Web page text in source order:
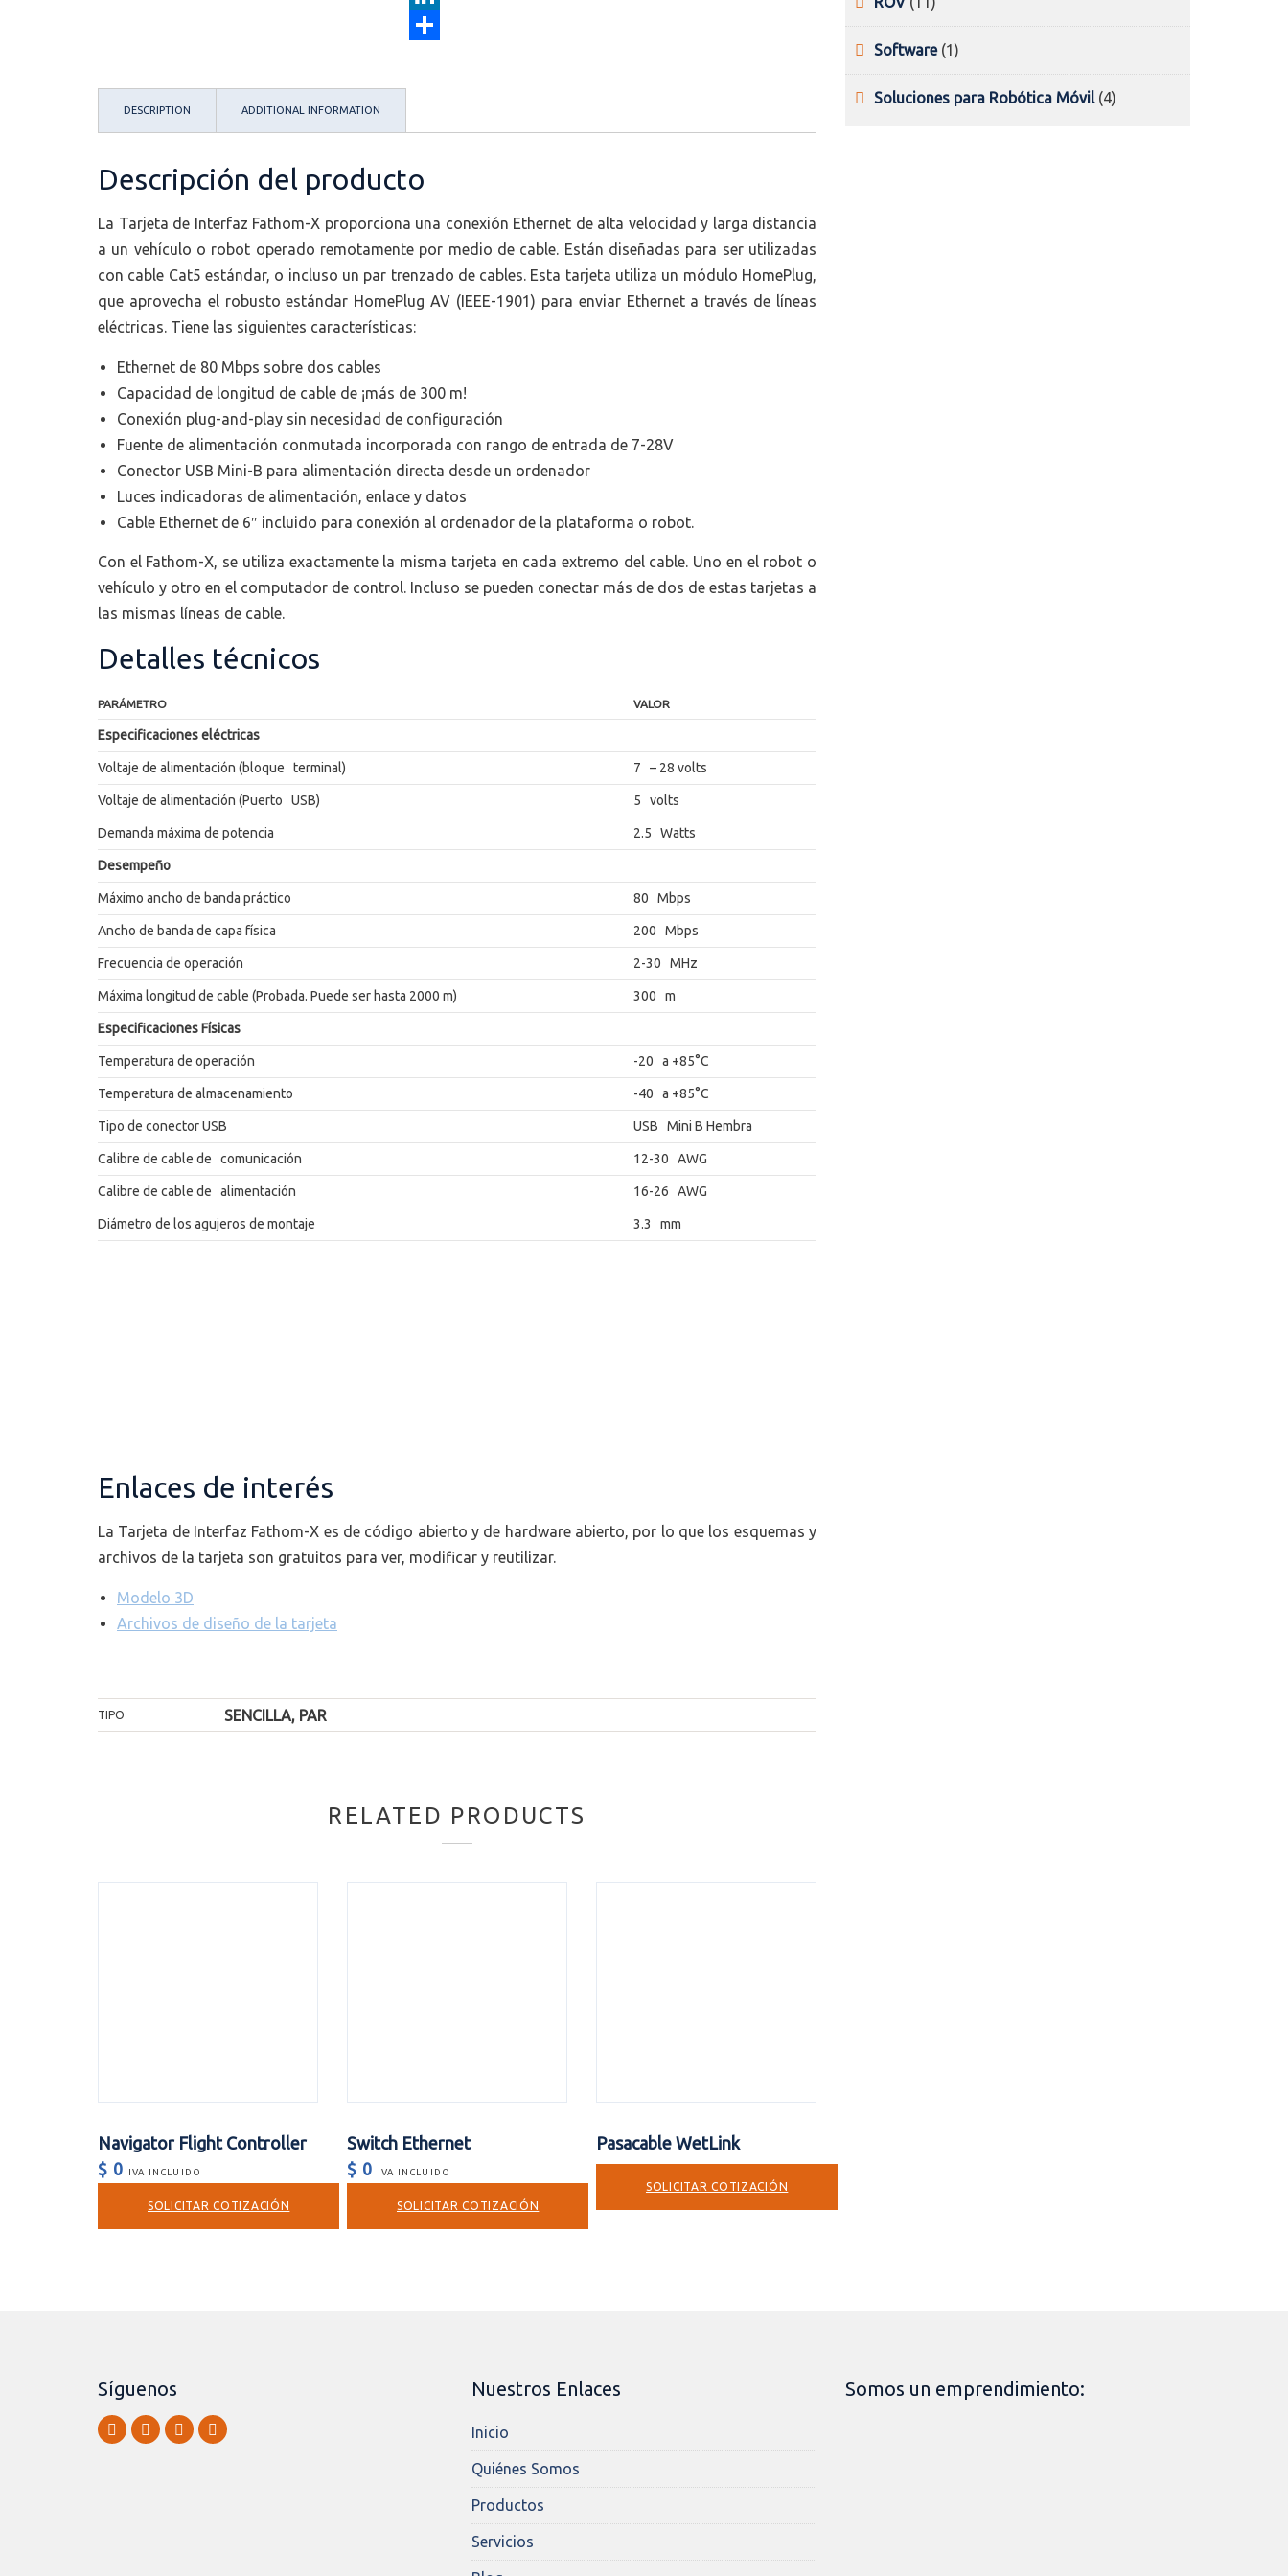
k
m
d
a
i
r
DESCRIPTION ADDITIONAL INFORMATION
Descripción del producto
La Tarjeta de Interfaz Fathom-X proporciona una conexión Ethernet de alta velocidad y larga distancia
a un vehículo o robot operado remotamente por medio de cable. Están diseñadas para ser utilizadas
con cable Cat5 estándar, o incluso un par trenzado de cables. Esta tarjeta utiliza un módulo HomePlug,
que aprovecha el robusto estándar HomePlug AV (IEEE-1901) para enviar Ethernet a través de líneas
eléctricas. Tiene las siguientes características:
Ethernet de 80 Mbps sobre dos cables
Capacidad de longitud de cable de ¡más de 300 m!
Conexión plug-and-play sin necesidad de configuración
Fuente de alimentación conmutada incorporada con rango de entrada de 7-28V
Conector USB Mini-B para alimentación directa desde un ordenador
Luces indicadoras de alimentación, enlace y datos
Cable Ethernet de 6″ incluido para conexión al ordenador de la plataforma o robot.
Con el Fathom-X, se utiliza exactamente la misma tarjeta en cada extremo del cable. Uno en el robot o
vehículo y otro en el computador de control. Incluso se pueden conectar más de dos de estas tarjetas a
las mismas líneas de cable.
Detalles técnicos
PARÁMETRO VALOR
Especificaciones eléctricas
Voltaje de alimentación (bloque terminal) 7 – 28 volts
Voltaje de alimentación (Puerto USB) 5 volts
Demanda máxima de potencia 2.5 Watts
Desempeño
Máximo ancho de banda práctico 80 Mbps
Ancho de banda de capa física 200 Mbps
Frecuencia de operación 2-30 MHz
Máxima longitud de cable (Probada. Puede ser hasta 2000 m) 300 m
Especificaciones Físicas
Temperatura de operación -20 a +85°C
Temperatura de almacenamiento -40 a +85°C
Tipo de conector USB USB Mini B Hembra
Calibre de cable de comunicación 12-30 AWG
Calibre de cable de alimentación 16-26 AWG
Diámetro de los agujeros de montaje 3.3 mm
Enlaces de interés
La Tarjeta de Interfaz Fathom-X es de código abierto y de hardware abierto, por lo que los esquemas y
archivos de la tarjeta son gratuitos para ver, modificar y reutilizar.
Modelo 3D
Archivos de diseño de la tarjeta
TIPO SENCILLA, PAR
RELATED PRODUCTS
Navigator Flight Controller
$ 0 IVA INCLUIDO
SOLICITAR COTIZACIÓN
Switch Ethernet
$ 0 IVA INCLUIDO
SOLICITAR COTIZACIÓN
Pasacable WetLink
SOLICITAR COTIZACIÓN
products
Software 11
product
Soluciones para Robótica Móvil 44
Síguenos Nuestros Enlaces
Inicio
Quiénes Somos
Productos
Servicios
Somos un emprendimiento: